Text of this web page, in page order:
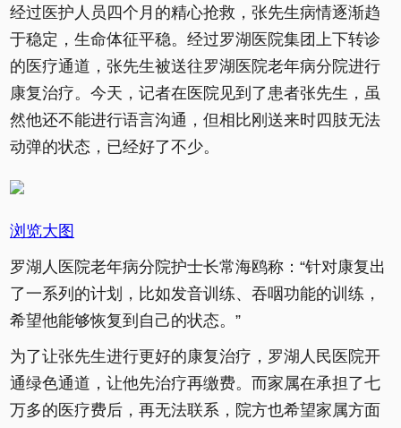
经过医护人员四个月的精心抢救，张先生病情逐渐趋
于稳定，生命体征平稳。经过罗湖医院集团上下转诊
的医疗通道，张先生被送往罗湖医院老年病分院进行
康复治疗。今天，记者在医院见到了患者张先生，虽
然他还不能进行语言沟通，但相比刚送来时四肢无法
动弹的状态，已经好了不少。
浏览大图
罗湖人医院老年病分院护士长常海鸥称：“针对康复出
了一系列的计划，比如发音训练、吞咽功能的训练，
希望他能够恢复到自己的状态。”
为了让张先生进行更好的康复治疗，罗湖人民医院开
通绿色通道，让他先治疗再缴费。而家属在承担了七
万多的医疗费后，再无法联系，院方也希望家属方面